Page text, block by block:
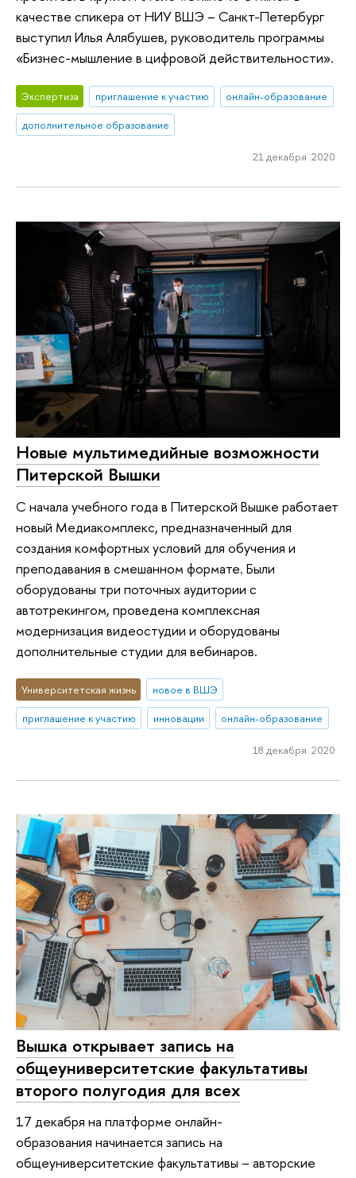
качестве спикера от НИУ ВШЭ – Санкт-Петербург
выступил Илья Алябушев, руководитель программы
«Бизнес-мышление в цифровой действительности».
Экспертиза приглашение к участию
онлайн-образование
дополнительное образование
21 декабря 2020
Новые мультимедийные возможности
Питерской Вышки
С начала учебного года в Питерской Вышке работает
новый Медиакомплекс, предназначенный для
создания комфортных условий для обучения и
преподавания в смешанном формате. Были
оборудованы три поточных аудитории с
автотрекингом, проведена комплексная
модернизация видеостудии и оборудованы
дополнительные студии для вебинаров.
Университетская жизнь
новое в ВШЭ
приглашение к участию
инновации онлайн-образование
18 декабря 2020
Вышка открывает запись на
общеуниверситетские факультативы
второго полугодия для всех
17 декабря на платформе онлайн-
образования начинается запись на
общеуниверситетские факультативы – авторские